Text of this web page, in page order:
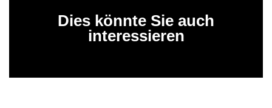
Dies könnte Sie auch
interessieren